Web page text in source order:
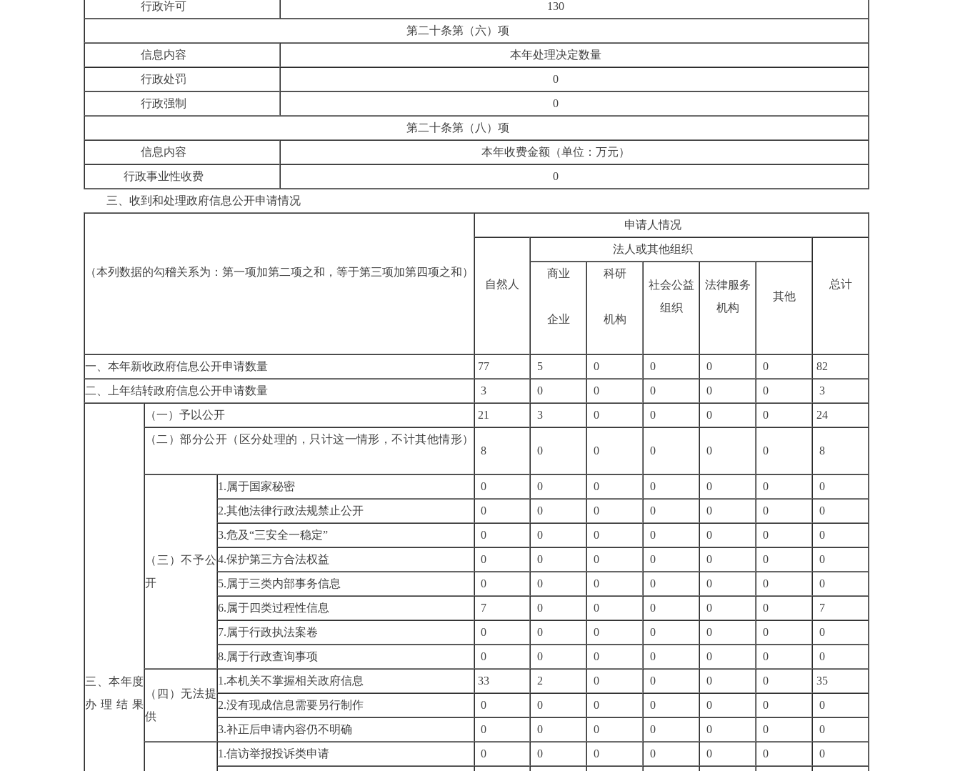
行政许可
130
第二十条第（六）项
信息内容
本年处理决定数量
行政处罚
0
行政强制
0
第二十条第（八）项
信息内容
本年收费金额（单位：万元）
行政事业性收费
0
三、收到和处理政府信息公开申请情况
（本列数据的勾稽关系为：第一项加第二项之和，等于第三项加第四项之和）
申请人情况
自然人
法人或其他组织
总计
商业
企业
科研
机构
社会公益
组织
法律服务
机构
其他
一、本年新收政府信息公开申请数量 77 5 0 0 0 0
82
二、上年结转政府信息公开申请数量
3 0 0 0 0 0 3
三、本年度
办理结果
（一）予以公开 21 3 0 0 0 0
24
（二）部分公开（区分处理的，只计这一情形，不计其他情形）
8
0 0 0 0 0 8
（三）不予公
开
1.属于国家秘密 0 0 0 0 0 0
0
2.其他法律行政法规禁止公开
0 0 0 0 0 0
0
3.危及“三安全一稳定”
0 0 0 0 0 0
0
4.保护第三方合法权益
0 0 0 0 0 0
0
5.属于三类内部事务信息
0 0 0 0 0 0
0
6.属于四类过程性信息
7 0 0 0 0 0
7
7.属于行政执法案卷
0 0 0 0 0 0
0
8.属于行政查询事项
0 0 0 0 0 0 0
（四）无法提
供
1.本机关不掌握相关政府信息 33 2 0 0 0 0
35
2.没有现成信息需要另行制作
0 0 0 0 0 0
0
3.补正后申请内容仍不明确
0 0 0 0 0 0 0
1.信访举报投诉类申请 0 0 0 0 0 0
0